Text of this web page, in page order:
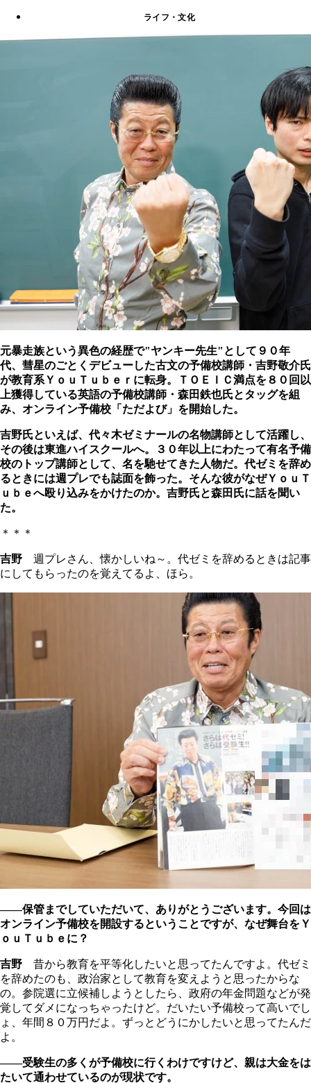
ライフ・文化
元暴走族という異色の経歴で"ヤンキー先生"として９０年
代、彗星のごとくデビューした古文の予備校講師・吉野敬介氏
が教育系ＹｏｕＴｕｂｅｒに転身。ＴＯＥＩＣ満点を８０回以
上獲得している英語の予備校講師・森田鉄也氏とタッグを組
み、オンライン予備校「ただよび」を開始した。
吉野氏といえば、代々木ゼミナールの名物講師として活躍し、
その後は東進ハイスクールへ。３０年以上にわたって有名予備
校のトップ講師として、名を馳せてきた人物だ。代ゼミを辞め
るときには週プレでも誌面を飾った。そんな彼がなぜＹｏｕＴ
ｕｂｅへ殴り込みをかけたのか。吉野氏と森田氏に話を聞い
た。
＊＊＊
吉野 週プレさん、懐かしいね～。代ゼミを辞めるときは記事
にしてもらったのを覚えてるよ、ほら。
――保管までしていただいて、ありがとうございます。今回は
オンライン予備校を開設するということですが、なぜ舞台をＹ
ｏｕＴｕｂｅに？
吉野 昔から教育を平等化したいと思ってたんですよ。代ゼミ
を辞めたのも、政治家として教育を変えようと思ったからな
の。参院選に立候補しようとしたら、政府の年金問題などが発
覚してダメになっちゃったけど。だいたい予備校って高いでし
ょ、年間８０万円だよ。ずっとどうにかしたいと思ってたんだ
よ。
――受験生の多くが予備校に行くわけですけど、親は大金をは
たいて通わせているのが現状です。